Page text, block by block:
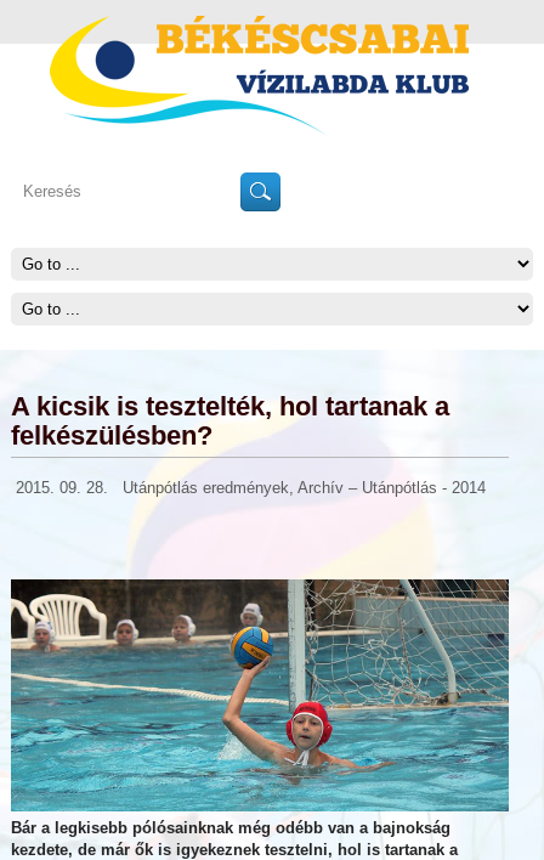
A kicsik is tesztelték, hol tartanak a
felkészülésben?
2015. 09. 28. Utánpótlás eredmények, Archív – Utánpótlás - 2014
Bár a legkisebb pólósainknak még odébb van a bajnokság
kezdete, de már ők is igyekeznek tesztelni, hol is tartanak a